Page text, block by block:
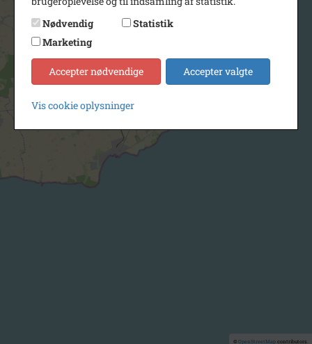
© OpenStreetMapcontributors.
Nødvendig
Statistik
Marketing
Accepter nødvendige Accepter valgte
Vis cookie oplysninger